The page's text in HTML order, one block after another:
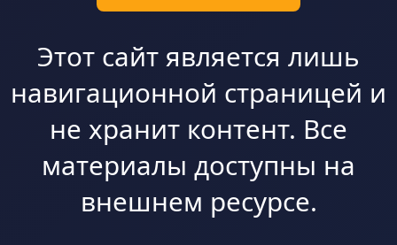
Этот сайт является лишь
навигационной страницей и
не хранит контент. Все
материалы доступны на
внешнем ресурсе.